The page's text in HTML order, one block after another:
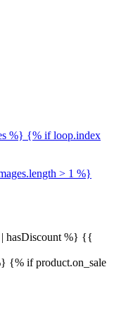
%} {% if loop.index
> 1 %}
hasDiscount %} {{
{% if product.on_sale